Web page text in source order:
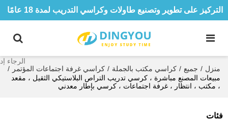
التركيز على تطوير وتصنيع طاولات وكراسي التدريب لمدة 18 عامًا
منزل / جميع / كراسي مكتب بالجملة / كراسي غرفة اجتماعات المؤتمر /
مبيعات المصنع مباشرة ، كرسي تدريب التراص البلاستيكي الثقيل ، مقعد
، مكتب ، انتظار ، غرفة اجتماعات ، كرسي بإطار معدني
فئات